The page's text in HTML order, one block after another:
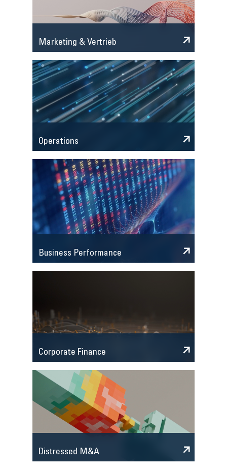
Marketing & Vertrieb
Operations
Business Performance
Corporate Finance
Distressed M&A